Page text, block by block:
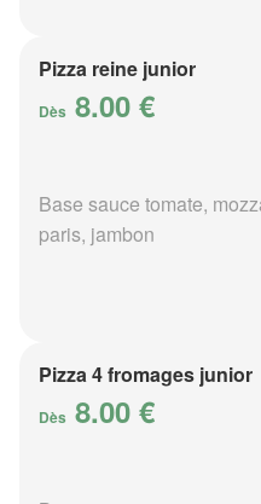
Pizza reine junior
Dès 8.00 €
Base sauce tomate,
paris, jambon
Pizza 4 fromages junior
Dès 8.00 €